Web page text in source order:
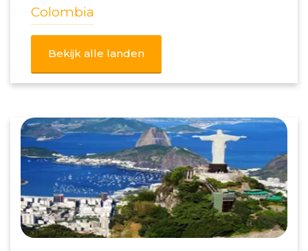
Colombia
Bekijk alle landen